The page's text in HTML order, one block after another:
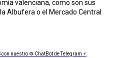
valenciana, como son sus
Albufera o el Mercado Central
con nuestro ⚙ ChatBot de Telegram ⚡